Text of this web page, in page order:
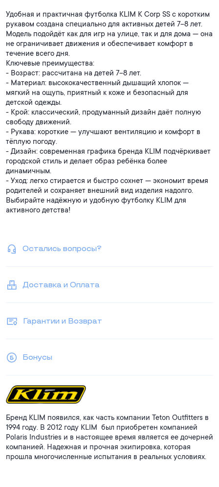
Удобная и практичная футболка KLIM K Corp SS с коротким
рукавом создана специально для активных детей 7–8 лет.
Модель подойдёт как для игр на улице, так и для дома — она
не ограничивает движения и обеспечивает комфорт в
течение всего дня.
Ключевые преимущества:
- Возраст: рассчитана на детей 7–8 лет.
- Материал: высококачественный дышащий хлопок —
мягкий на ощупь, приятный к коже и безопасный для
детской одежды.
- Крой: классический, продуманный дизайн даёт полную
свободу движений.
- Рукава: короткие — улучшают вентиляцию и комфорт в
тёплую погоду.
- Дизайн: современная графика бренда KLIM подчёркивает
городской стиль и делает образ ребёнка более
динамичным.
- Уход: легко стирается и быстро сохнет — экономит время
родителей и сохраняет внешний вид изделия надолго.
Выбирайте надёжную и удобную футболку KLIM для
активного детства!
Остались вопросы?
Доставка и Оплата
Гарантии и Возврат
Бонусы
Бренд KLIM появился, как часть компании Teton Outfitters в
1994 году. В 2012 году KLIM был приобретен компанией
Polaris Industries и в настоящее время является ее дочерней
компанией. Надежная и прочная экипировка, которая
прошла многочисленные испытания в реальных условиях.